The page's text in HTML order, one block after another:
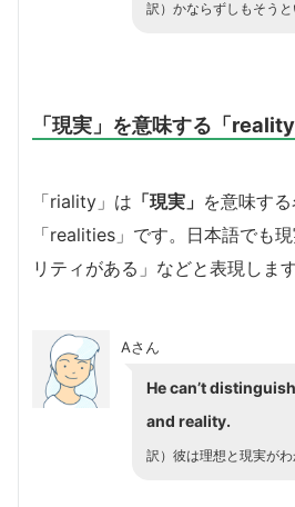
訳）かならずしもそうと
「現実」を意味する「
「riality」は 「現実」 を意味す
「realities」です。日本語でも
リティがある」などと表現します
Aさん
He can’t
and reality.
訳）彼は理想と現実がわ